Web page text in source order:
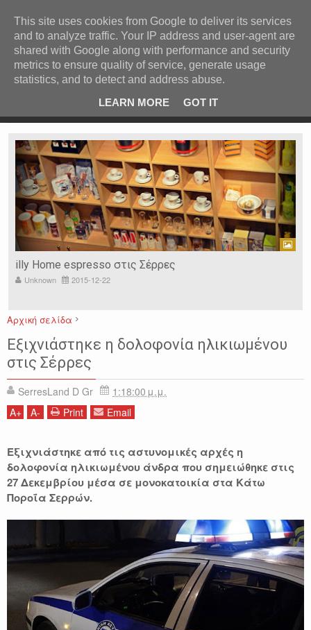
Στη Ριζούπολη το Παναθηναϊκός Β' – Πανσερραϊκός
Extreme Car Wash & Detailing
Unknown 2021-01-26
Αρχική σελίδα
ΑΣΤΥΝΟΜΙΚΑ
ΕΓΚΛΗΜΑ ΕΙΔΗΣΕΙΣ ΚΑΤΩ ΠΟΡΟΙΑ
ΚΟΙΝΩΝΙΑ
ΣΕΡΡΕΣ
Εξιχνιάστηκε η δολοφονία ηλικιωμένου
στις Σέρρες
SerresLand D Gr
1:18:00 μ.μ.
A+ A- Print Email
Εξιχνιάστηκε από τις αστυνομικές αρχές η
δολοφονία ηλικιωμένου άνδρα που σημειώθηκε στις
27 Δεκεμβρίου μέσα σε μονοκατοικία στα Κάτω
Ποροΐα Σερρών.
ΚΕΝΤΡΙΚΗ ΑΝΑ ΚΑΤΗΓΟΡΙΑ
ΕΙΔΗΣΕΙΣ ΑΝΑ ΠΕΡΙΟΧΗ
ΠΡΟΣΦΑΤΑ ΝΕΑ
Ν. ΣΕΡΡΩΝ Η ΓΗ ΜΑΣ
ΤΥΧΑΙΕΣ ΑΝΑΡΤΗΣΕΙΣ/ΑΡΘΡΑ
Serres Racing Circuit
Panserraikos FC
Ikaroi B.C.
This site uses cookies from Google to deliver its services
and to analyze traffic. Your IP address and user-agent are
shared with Google along with performance and security
metrics to ensure quality of service, generate usage
statistics, and to detect and address abuse.
LEARN MORE
GOT IT